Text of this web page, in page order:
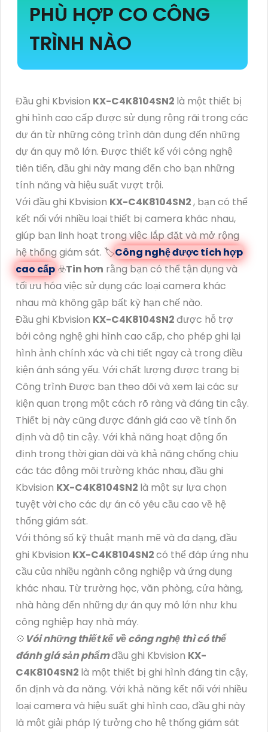
PHÙ HỢP CO CÔNG
TRÌNH NÀO
Đầu ghi Kbvision KX-C4K8104SN2 là một thiết bị
ghi hình cao cấp được sử dụng rộng rãi trong các
dự án từ những công trình dân dụng đến những
dự án quy mô lớn. Được thiết kế với công nghệ
tiên tiến, đầu ghi này mang đến cho bạn những
tính năng và hiệu suất vượt trội.
Với đầu ghi Kbvision KX-C4K8104SN2, bạn có thể
kết nối với nhiều loại thiết bị camera khác nhau,
giúp bạn linh hoạt trong việc lắp đặt và mở rộng
hệ thống giám sát. 🏷Công nghệ được tích hợp
cao cấp ☣️Tin hơn rằng bạn có thể tận dụng và
tối ưu hóa việc sử dụng các loại camera khác
nhau mà không gặp bất kỳ hạn chế nào.
Đầu ghi Kbvision KX-C4K8104SN2được hỗ trợ
bởi công nghệ ghi hình cao cấp, cho phép ghi lại
hình ảnh chính xác và chi tiết ngay cả trong điều
kiện ánh sáng yếu. Với chất lượng được trang bị
Công trình Được bạn theo dõi và xem lại các sự
kiện quan trọng một cách rõ ràng và đáng tin cậy.
Thiết bị này cũng được đánh giá cao về tính ổn
định và độ tin cậy. Với khả năng hoạt động ổn
định trong thời gian dài và khả năng chống chịu
các tác động môi trường khác nhau, đầu ghi
Kbvision KX-C4K8104SN2 là một sự lựa chọn
tuyệt vời cho các dự án có yêu cầu cao về hệ
thống giám sát.
Với thông số kỹ thuật mạnh mẽ và đa dạng, đầu
ghi Kbvision KX-C4K8104SN2có thể đáp ứng nhu
cầu của nhiều ngành công nghiệp và ứng dụng
khác nhau. Từ trường học, văn phòng, cửa hàng,
nhà hàng đến những dự án quy mô lớn như khu
công nghiệp hay nhà máy.
💠 Vói những thiết kế về công nghệ thì có thể
đánh giá sản phẩmđầu ghi Kbvision KX-
C4K8104SN2 là một thiết bị ghi hình đáng tin cậy,
ổn định và đa năng. Với khả năng kết nối với nhiều
loại camera và hiệu suất ghi hình cao, đầu ghi này
là một giải pháp lý tưởng cho hệ thống giám sát